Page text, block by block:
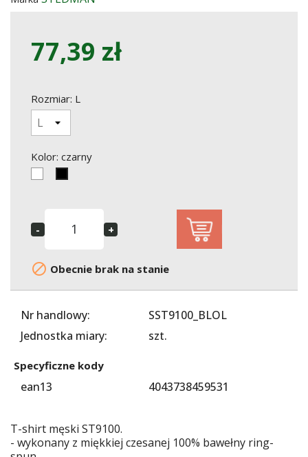
77,39 zł
Rozmiar: L
Kolor: czarny
 Obecnie brak na stanie
Nr handlowy:
SST9100_BLOL
Jednostka miary:
szt.
Specyficzne kody
ean13 4043738459531
T-shirt męski ST9100.
- wykonany z miękkiej czesanej 100% bawełny ring-